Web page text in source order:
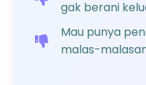
gak berani
Mau punya
malas-